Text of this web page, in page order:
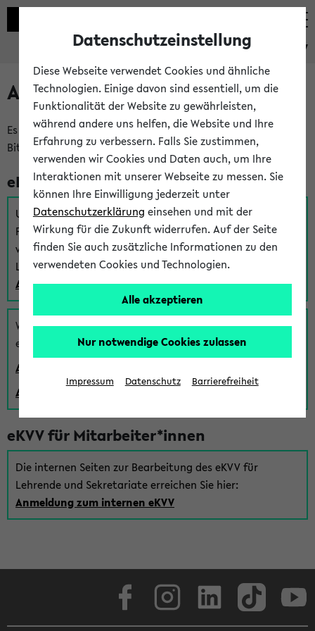
eKVV
Anmeldung am eKVV
Es gibt mehrere Möglichkeiten zur Anmeldung am eKVV.
Bitte wählen Sie die für Sie richtige aus:
eKVV für Studierende
Um sich einen Stundenplan zu erstellen und alle weiteren
Funktionen des eKVVs für Studierende zu nutzen,
verwenden Sie diesen Link zur Anmeldung über Ihr Uni
Login:
Anmeldung zum eKVV der Studierenden
Wenn Sie (noch) kein Uni Login haben, können Sie das
eKVV auch über einen Gastzugang verwenden:
Anmeldung über einen vorhandenen Gastzugang
Anlegen eines neuen Gastzugangs
eKVV für Mitarbeiter*innen
Die internen Seiten zur Bearbeitung des eKVV für
Lehrende und Sekretariate erreichen Sie hier:
Anmeldung zum internen eKVV
Datenschutzeinstellung
Diese Webseite verwendet Cookies und ähnliche
Technologien. Einige davon sind essentiell, um die
Funktionalität der Website zu gewährleisten,
während andere uns helfen, die Website und Ihre
Erfahrung zu verbessern. Falls Sie zustimmen,
verwenden wir Cookies und Daten auch, um Ihre
Interaktionen mit unserer Webseite zu messen. Sie
können Ihre Einwilligung jederzeit unter
Datenschutzerklärung einsehen und mit der
Wirkung für die Zukunft widerrufen. Auf der Seite
finden Sie auch zusätzliche Informationen zu den
verwendeten Cookies und Technologien.
Alle akzeptieren
Nur notwendige Cookies zulassen
Impressum Datenschutz Barrierefreiheit